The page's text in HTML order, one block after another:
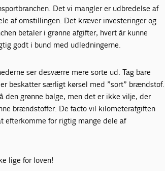
Det vi mangler er udbredelse af
af omstillingen. Det kræver investeringer og
betaler i grønne afgifter, hvert år kunne
godt i bund med udledningerne.
ser desværre mere sorte ud. Tag bare
beskatter særligt kørsel med ”sort” brændstof.
grønne bølge, men det er ikke vilje, der
brændstoffer. De facto vil kilometerafgiften
efterkomme for rigtig mange dele af
lige for loven!